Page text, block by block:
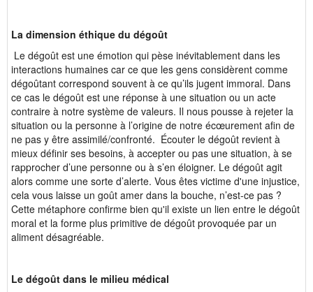
La dimension éthique du dégoût
Le dégoût est une émotion qui pèse inévitablement dans les
interactions humaines car ce que les gens considèrent comme
dégoûtant correspond souvent à ce qu’ils jugent immoral. Dans
ce cas le dégoût est une réponse à une situation ou un acte
contraire à notre système de valeurs. Il nous pousse à rejeter la
situation ou la personne à l’origine de notre écœurement afin de
ne pas y être assimilé/confronté. Écouter le dégoût revient à
mieux définir ses besoins, à accepter ou pas une situation, à se
rapprocher d’une personne ou à s’en éloigner. Le dégoût agit
alors comme une sorte d’alerte. Vous êtes victime d'une injustice,
cela vous laisse un goût amer dans la bouche, n’est-ce pas ?
Cette métaphore confirme bien qu'il existe un lien entre le dégoût
moral et la forme plus primitive de dégoût provoquée par un
aliment désagréable.
Le dégoût dans le milieu médical